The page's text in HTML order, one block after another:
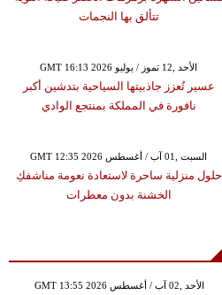
تتألق بها النجمات
GMT 16:13 2026 الأحد ,12 تموز / يوليو
عسير تُعزز جاذبيتها السياحية بتدشين أكبر
نافورة في المملكة بمنتجع الوادي
GMT 12:35 2026 السبت ,01 آب / أغسطس
حلول منزلية ساحرة لاستعادة نعومة مناشفكِ
الخشنة بدون معطرات
GMT 13:55 2026 الأحد ,02 آب / أغسطس